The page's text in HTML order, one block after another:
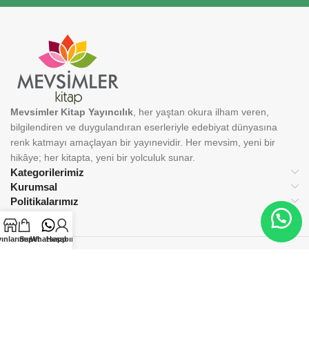
Kategorilerimiz
Kurumsal
Politikalarımız
Mevsimler Kitap Yayıncılık , her yaştan okura ilham veren,
bilgilendiren ve duygulandıran eserleriyle edebiyat dünyasına
renk katmayı amaçlayan bir yayınevidir. Her mevsim, yeni bir
hikâye; her kitapta, yeni bir yolculuk sunar.
SepetWhatsapp
Hesabım